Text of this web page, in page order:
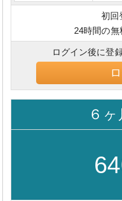
初回
24時間の無
ログイン後に登
６